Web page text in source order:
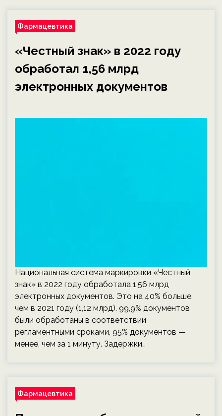
Фармацевтика
«Честный знак» в 2022 году
обработал 1,56 млрд
электронных документов
Национальная система маркировки «Честный
знак» в 2022 году обработала 1,56 млрд
электронных документов. Это на 40% больше,
чем в 2021 году (1,12 млрд). 99,9% документов
были обработаны в соответствии
регламентными сроками, 95% документов —
менее, чем за 1 минуту. Задержки…
Фармацевтика